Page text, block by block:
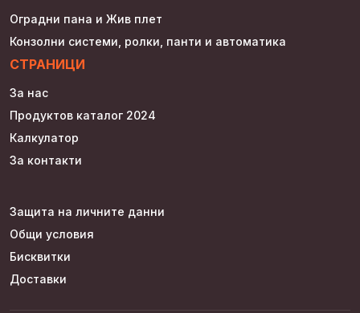
Оградни пана и Жив плет
Конзолни системи, ролки, панти и автоматика
СТРАНИЦИ
За нас
Продуктов каталог 2024
Калкулатор
За контакти
Защита на личните данни
Общи условия
Бисквитки
Доставки